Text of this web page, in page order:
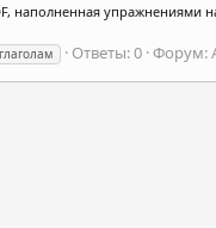
наполненная упражнениями
Ответы: 0 Форум: